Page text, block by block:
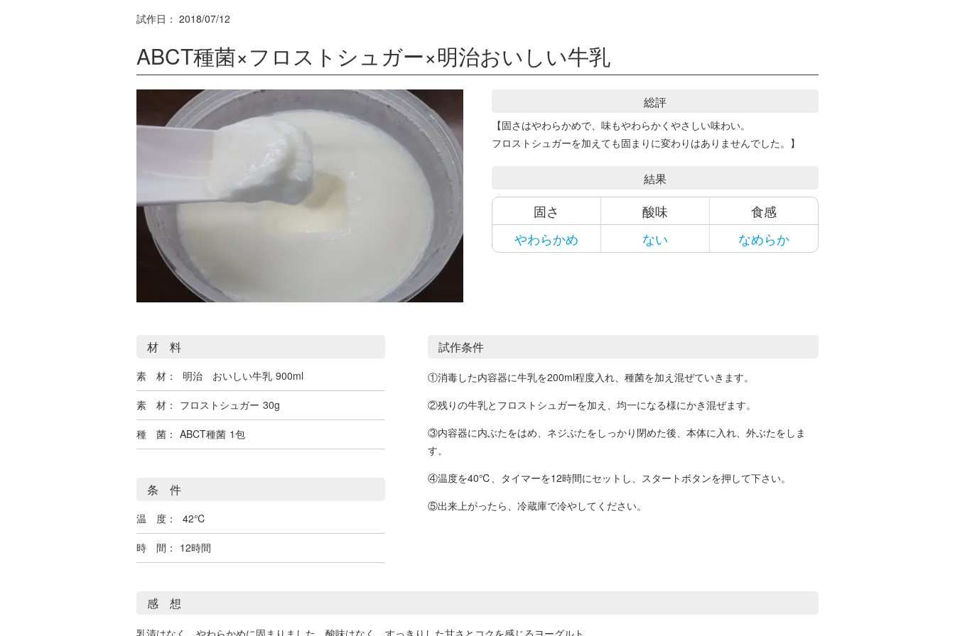
試作日： 2018/07/12
ABCT種菌×フロストシュガー×明治おいしい牛乳
総評
【固さはやわらかめで、味もやわらかくやさしい味わい。
フロストシュガーを加えても固まりに変わりはありませんでした。】
結果
固さ 酸味
食感
やわらかめ
ない なめらか
材 料
素 材： 明治 おいしい牛乳 900ml
素 材： フロストシュガー 30g
種 菌： ABCT種菌 1包
条 件
温 度： 42℃
時 間： 12時間
試作条件
①消毒した内容器に牛乳を200ml程度入れ、種菌を加え混ぜていきます。
②残りの牛乳とフロストシュガーを加え、均一になる様にかき混ぜます。
③内容器に内ぶたをはめ、ネジぶたをしっかり閉めた後、本体に入れ、外ぶたをしま
す。
④温度を40℃、タイマーを12時間にセットし、スタートボタンを押して下さい。
⑤出来上がったら、冷蔵庫で冷やしてください。
感 想
乳清はなく、やわらかめに固まりました。酸味はなく、すっきりした甘さとコクを感じるヨーグルト。